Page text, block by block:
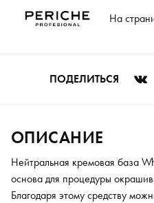
также гель алоэ вера и
дают волосам увлажнение,
На
ПОДЕЛИТЬСЯ
ОПИСАНИЕ
Нейтральная кремовая база
основа для процедуры
Благодаря этому средству